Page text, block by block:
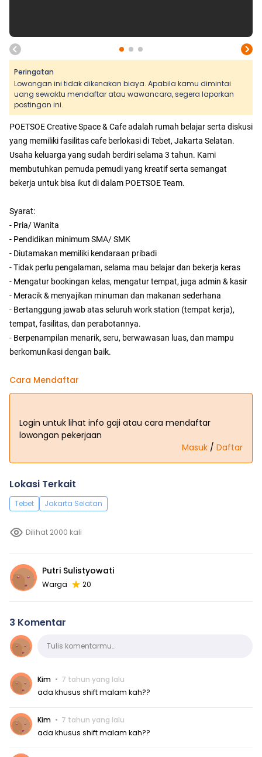
Peringatan
Lowongan ini tidak dikenakan biaya. Apabila kamu dimintai
uang sewaktu mendaftar atau wawancara, segera laporkan
postingan ini.
POETSOE Creative Space & Cafe adalah rumah belajar serta diskusi
yang memiliki fasilitas cafe berlokasi di Tebet, Jakarta Selatan.
Usaha keluarga yang sudah berdiri selama 3 tahun. Kami
membutuhkan pemuda pemudi yang kreatif serta semangat
bekerja untuk bisa ikut di dalam POETSOE Team.
Syarat:
- Pria/ Wanita
- Pendidikan minimum SMA/ SMK
- Diutamakan memiliki kendaraan pribadi
- Tidak perlu pengalaman, selama mau belajar dan bekerja keras
- Mengatur bookingan kelas, mengatur tempat, juga admin & kasir
- Meracik & menyajikan minuman dan makanan sederhana
- Bertanggung jawab atas seluruh work station (tempat kerja),
tempat, fasilitas, dan perabotannya.
- Berpenampilan menarik, seru, berwawasan luas, dan mampu
berkomunikasi dengan baik.
Cara Mendaftar
Login untuk lihat info gaji atau cara mendaftar
lowongan pekerjaan
Masuk / Daftar
Lokasi Terkait
Tebet Jakarta Selatan
Dilihat 2000 kali
Putri Sulistyowati
Warga 20
3 Komentar
KomentarTulis komentarmu…
Kim
7 tahun yang lalu
ada khusus shift malam kah??
Kim
7 tahun yang lalu
ada khusus shift malam kah??